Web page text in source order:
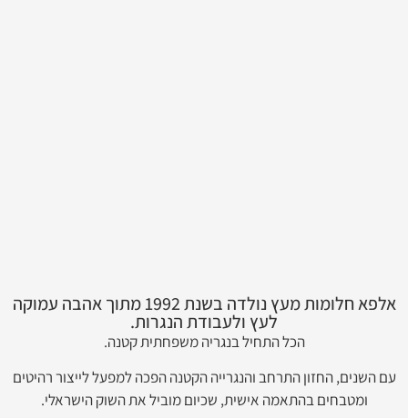
אלפא חלומות מעץ נולדה בשנת 1992 מתוך אהבה עמוקה
לעץ ולעבודת הנגרות.
הכל התחיל בנגריה משפחתית קטנה.
עם השנים, החזון התרחב והנגרייה הקטנה הפכה למפעל לייצור רהיטים
ומטבחים בהתאמה אישית, שכיום מוביל את השוק הישראלי.